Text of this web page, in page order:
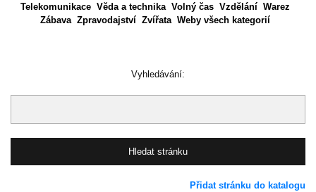
Telekomunikace Věda a technika Volný čas Vzdělání Warez
Zábava Zpravodajství Zvířata Weby všech kategorií
Vyhledávání:
Přidat stránku do katalogu